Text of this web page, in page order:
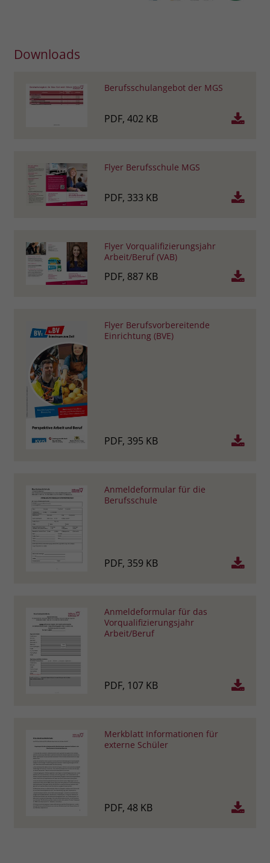
Downloads
Berufsschulangebot der MGS
PDF, 402 KB
Flyer Berufsschule MGS
PDF, 333 KB
Flyer Vorqualifizierungsjahr
Arbeit/Beruf (VAB)
PDF, 887 KB
Flyer Berufsvorbereitende
Einrichtung (BVE)
PDF, 395 KB
Anmeldeformular für die
Berufsschule
PDF, 359 KB
Anmeldeformular für das
Vorqualifizierungsjahr
Arbeit/Beruf
PDF, 107 KB
Merkblatt Informationen für
externe Schüler
PDF, 48 KB